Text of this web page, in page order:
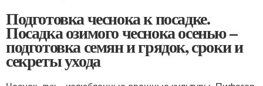
Подготовка чеснока к посадке.
Посадка озимого чеснока осенью –
подготовка семян и грядок, сроки и
секреты ухода